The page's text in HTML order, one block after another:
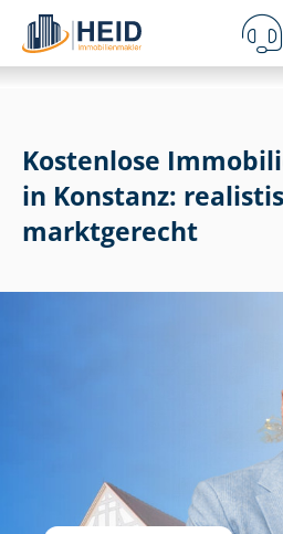
Kostenlose
in Konstanz:
marktgerecht